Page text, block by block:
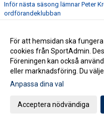
Inför nästa säsong lämnar Peter
ordförandeklubban
Hanhals Kings sluter avtal med
Vi är Hanhals Kings
Gå till
För att hemsidan ska
cookies från SportAdmin.
Föreningen kan också
eller marknadsföring. Du
Anpassa dina val
Acceptera nödvändiga